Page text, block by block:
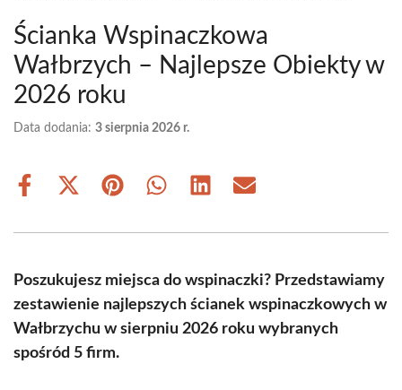
Ścianka Wspinaczkowa
Wałbrzych – Najlepsze Obiekty w
2026 roku
Data dodania: 3 sierpnia 2026 r.
Share
Share
(Twitter)
Share Share Share Share
Poszukujesz miejsca do wspinaczki? Przedstawiamy
zestawienie najlepszych ścianek wspinaczkowych w
Wałbrzychu w sierpniu 2026 roku wybranych
spośród 5 firm.